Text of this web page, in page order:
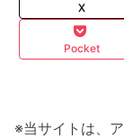
X
Pocket
※当サイトは、